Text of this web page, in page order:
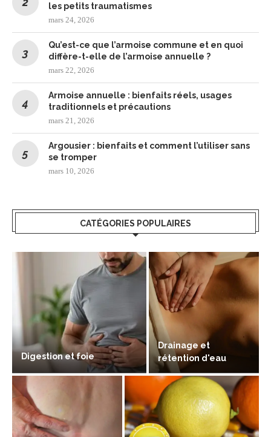
les petits traumatismes
mars 24, 2026
Qu’est-ce que l’armoise commune et en quoi
diffère-t-elle de l’armoise annuelle ?
mars 22, 2026
Armoise annuelle : bienfaits réels, usages
traditionnels et précautions
mars 21, 2026
Argousier : bienfaits et comment l’utiliser sans
se tromper
mars 10, 2026
CATÉGORIES POPULAIRES
Digestion et foie
Drainage et
rétention d'eau